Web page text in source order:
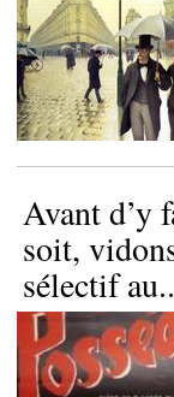
Avant d’y
soit,
sélectif